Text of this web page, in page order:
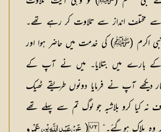
مختلف انداز سے تلاوت کر رہے تھے۔
اکرم (ﷺ) کی خدمت میں حاضر ہوا اور
بارے میں بتلایا۔ میں نے آپ کے
آپ نے فرمایا دونوں طریقے ٹھیک
نہ کیا کرو بلاشبہ جو لوگ تم سے پہلے تھے
وہ ہلاک ہوگئے۔“ (